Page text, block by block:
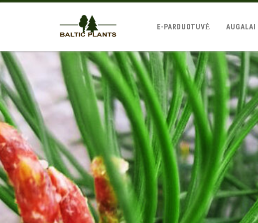
E-PARDUOTUVĖ AUGALAI